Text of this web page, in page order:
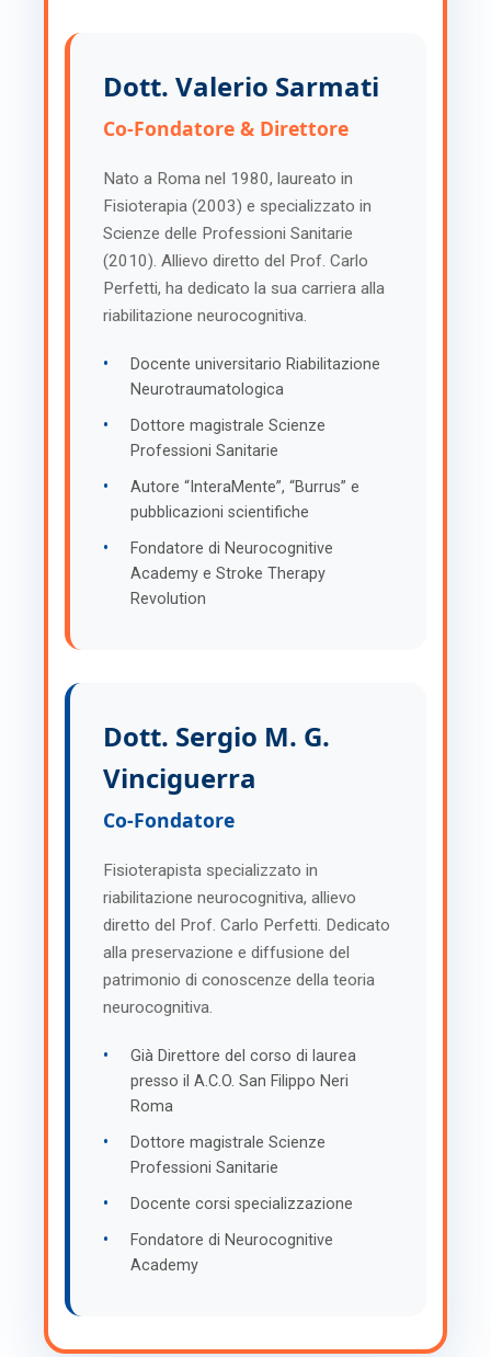
Dott. Valerio Sarmati
Co-Fondatore & Direttore
Nato a Roma nel 1980, laureato in
Fisioterapia (2003) e specializzato in
Scienze delle Professioni Sanitarie
(2010). Allievo diretto del Prof. Carlo
Perfetti, ha dedicato la sua carriera alla
riabilitazione neurocognitiva.
•
Docente universitario Riabilitazione
Neurotraumatologica
•
Dottore magistrale Scienze
Professioni Sanitarie
•
Autore “InteraMente”, “Burrus” e
pubblicazioni scientifiche
•
Fondatore di Neurocognitive
Academy e Stroke Therapy
Revolution
Dott. Sergio M. G.
Vinciguerra
Co-Fondatore
Fisioterapista specializzato in
riabilitazione neurocognitiva, allievo
diretto del Prof. Carlo Perfetti. Dedicato
alla preservazione e diffusione del
patrimonio di conoscenze della teoria
neurocognitiva.
•
Già Direttore del corso di laurea
presso il A.C.O. San Filippo Neri
Roma
•
Dottore magistrale Scienze
Professioni Sanitarie
•
Docente corsi specializzazione
•
Fondatore di Neurocognitive
Academy